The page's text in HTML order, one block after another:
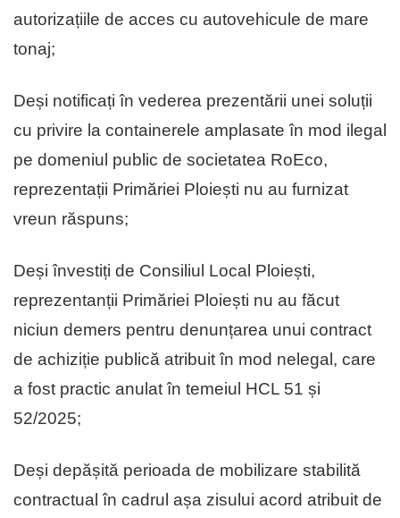
autorizațiile de acces cu autovehicule de mare
tonaj;
Deși notificați în vederea prezentării unei soluții
cu privire la containerele amplasate în mod ilegal
pe domeniul public de societatea RoEco,
reprezentații Primăriei Ploiești nu au furnizat
vreun răspuns;
Deși învestiți de Consiliul Local Ploiești,
reprezentanții Primăriei Ploiești nu au făcut
niciun demers pentru denunțarea unui contract
de achiziție publică atribuit în mod nelegal, care
a fost practic anulat în temeiul HCL 51 și
52/2025;
Deși depășită perioada de mobilizare stabilită
contractual în cadrul așa zisului acord atribuit de